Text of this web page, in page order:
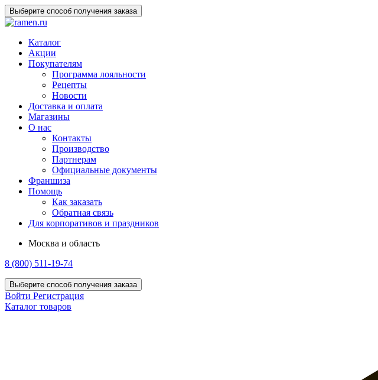
Выберите способ получения заказа
Каталог
Акции
Покупателям
Программа лояльности
Рецепты
Новости
Доставка и оплата
Магазины
О нас
Контакты
Производство
Партнерам
Официальные документы
Франшиза
Помощь
Как заказать
Обратная связь
Для корпоративов и праздников
Москва и область
8 (800) 511-19-74
Выберите способ получения заказа
Войти Регистрация
Каталог товаров